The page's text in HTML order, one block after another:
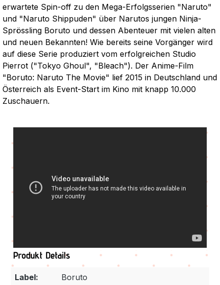
erwartete Spin-off zu den Mega-Erfolgsserien "Naruto"
und "Naruto Shippuden" über Narutos jungen Ninja-
Sprössling Boruto und dessen Abenteuer mit vielen alten
und neuen Bekannten! Wie bereits seine Vorgänger wird
auf diese Serie produziert vom erfolgreichen Studio
Pierrot ("Tokyo Ghoul", "Bleach"). Der Anime-Film
"Boruto: Naruto The Movie" lief 2015 in Deutschland und
Österreich als Event-Start im Kino mit knapp 10.000
Zuschauern.
Produkt Details
Label:
Boruto